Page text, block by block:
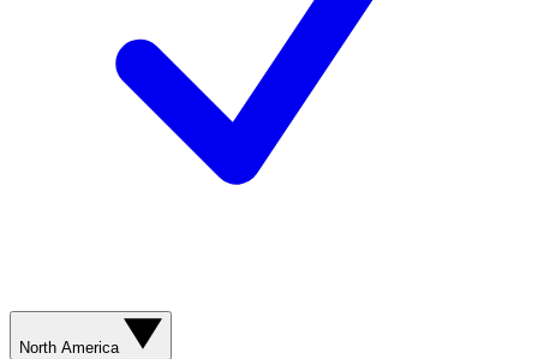
North America